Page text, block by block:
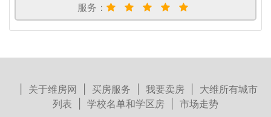
服务：
关于维房网 买房服务 我要卖房
大维所有城市
列表
学校名单和学区房 市场走势